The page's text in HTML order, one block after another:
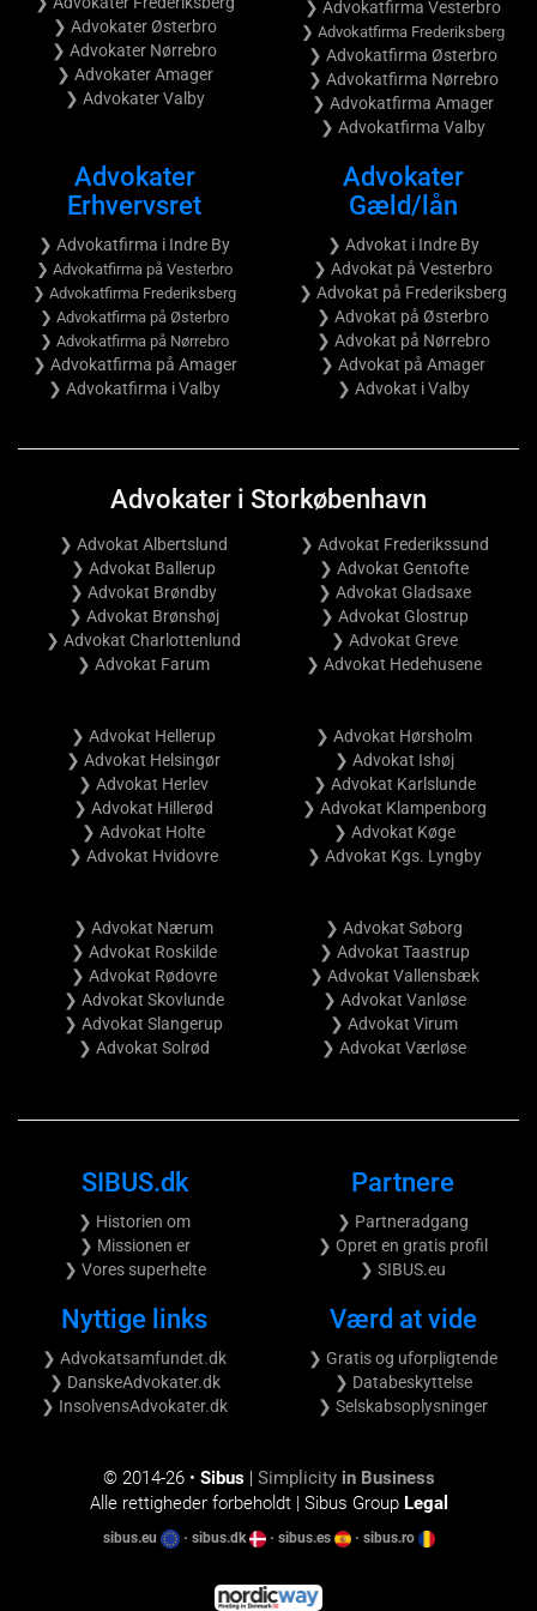
❯ Advokater Østerbro
❯ Advokater Nørrebro
❯ Advokater Amager
❯ Advokater Valby
❯ Advokatfirma Vesterbro
❯ Advokatfirma Frederiksberg
❯ Advokatfirma Østerbro
❯ Advokatfirma Nørrebro
❯ Advokatfirma Amager
❯ Advokatfirma Valby
Advokater
Erhvervsret
❯ Advokatfirma i Indre By
❯ Advokatfirma på Vesterbro
❯ Advokatfirma Frederiksberg
❯ Advokatfirma på Østerbro
❯ Advokatfirma på Nørrebro
❯ Advokatfirma på Amager
❯ Advokatfirma i Valby
Advokater
Gæld/lån
❯ Advokat i Indre By
❯ Advokat på Vesterbro
❯ Advokat på Frederiksberg
❯ Advokat på Østerbro
❯ Advokat på Nørrebro
❯ Advokat på Amager
❯ Advokat i Valby
Advokater i Storkøbenhavn
❯ Advokat Albertslund
❯ Advokat Ballerup
❯ Advokat Brøndby
❯ Advokat Brønshøj
❯ Advokat Charlottenlund
❯ Advokat Farum
❯ Advokat Frederikssund
❯ Advokat Gentofte
❯ Advokat Gladsaxe
❯ Advokat Glostrup
❯ Advokat Greve
❯ Advokat Hedehusene
❯ Advokat Hellerup
❯ Advokat Helsingør
❯ Advokat Herlev
❯ Advokat Hillerød
❯ Advokat Holte
❯ Advokat Hvidovre
❯ Advokat Hørsholm
❯ Advokat Ishøj
❯ Advokat Karlslunde
❯ Advokat Klampenborg
❯ Advokat Køge
❯ Advokat Kgs. Lyngby
❯ Advokat Nærum
❯ Advokat Roskilde
❯ Advokat Rødovre
❯ Advokat Skovlunde
❯ Advokat Slangerup
❯ Advokat Solrød
❯ Advokat Søborg
❯ Advokat Taastrup
❯ Advokat Vallensbæk
❯ Advokat Vanløse
❯ Advokat Virum
❯ Advokat Værløse
SIBUS.dk
❯ Historien om
❯ Missionen er
❯ Vores superhelte
Partnere
❯ Partneradgang
❯ Opret en gratis profil
❯ SIBUS.eu
Nyttige links
❯ Advokatsamfundet.dk
❯ DanskeAdvokater.dk
❯ InsolvensAdvokater.dk
Værd at vide
❯ Gratis og uforpligtende
❯ Databeskyttelse
❯ Selskabsoplysninger
© 2014-26 • Sibus| Simplicity in Business
Alle rettigheder forbeholdt | Sibus Group Legal
sibus.eu • sibus.dk • sibus.es • sibus.ro